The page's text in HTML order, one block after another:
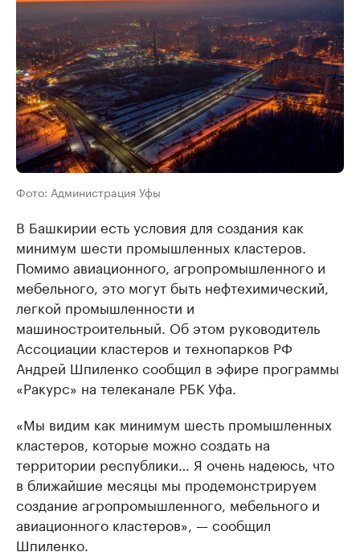
Фото: Администрация Уфы
В Башкирии есть условия для создания как
минимум шести промышленных кластеров.
Помимо авиационного, агропромышленного и
мебельного, это могут быть нефтехимический,
легкой промышленности и
машиностроительный. Об этом руководитель
Ассоциации кластеров и технопарков РФ
Андрей Шпиленко сообщил в эфире программы
«Ракурс» на телеканале РБК Уфа.
«Мы видим как минимум шесть промышленных
кластеров, которые можно создать на
территории республики… Я очень надеюсь, что
в ближайшие месяцы мы продемонстрируем
создание агропромышленного, мебельного и
авиационного кластеров», — сообщил
Шпиленко.